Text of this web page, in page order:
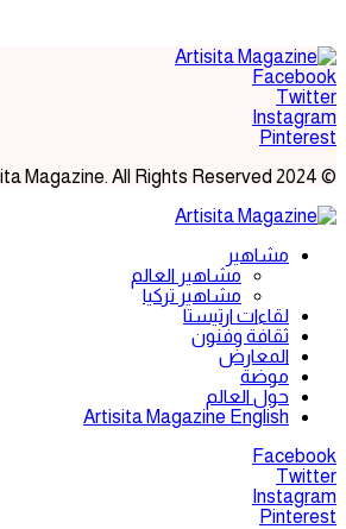
Facebook
Twitter
Instagram
Pinterest
© 2024 Artisita Magazine. All Rights Reserved.
مشاهير
مشاهير العالم
مشاهير تركيا
لقاءات ارتيستا
ثقافة وفنون
المعارض
موضة
حول العالم
Artisita Magazine English
Facebook
Twitter
Instagram
Pinterest